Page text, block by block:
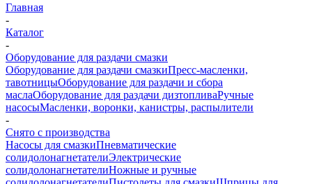
Главная
-
Каталог
-
Оборудование для раздачи смазки
Оборудование для раздачи смазкиПресс-масленки,
тавотницыОборудование для раздачи и сбора
маслаОборудование для раздачи дизтопливаРучные
насосыМасленки, воронки, канистры, распылители
-
Снято с производства
Насосы для смазкиПневматические
солидолонагнетателиЭлектрические
солидолонагнетателиНожные и ручные